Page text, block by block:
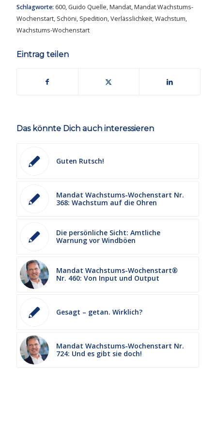
Schlagworte: 600, Guido Quelle,Mandat,Mandat Wachstums-
Wochenstart, Schöni, Spedition,Verlässlichkeit,Wachstum,
Wachstums-Wochenstart
Eintrag teilen
Das könnte Dich auch interessieren
Guten Rutsch!
Mandat Wachstums-Wochenstart Nr.
368: Wachstum auf die Ohren
Die persönliche Sicht: Amtliche
Warnung vor Windböen
Mandat Wachstums-Wochenstart®
Nr. 460: Von Input und Output
Gesagt – getan. Wirklich?
Mandat Wachstums-Wochenstart Nr.
724: Und es gibt sie doch!